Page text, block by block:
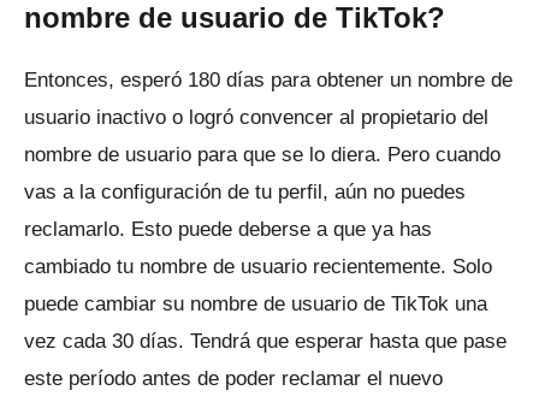
nombre de usuario de TikTok?
Entonces, esperó 180 días para obtener un nombre de
usuario inactivo o logró convencer al propietario del
nombre de usuario para que se lo diera. Pero cuando
vas a la configuración de tu perfil, aún no puedes
reclamarlo. Esto puede deberse a que ya has
cambiado tu nombre de usuario recientemente. Solo
puede cambiar su nombre de usuario de TikTok una
vez cada 30 días. Tendrá que esperar hasta que pase
este período antes de poder reclamar el nuevo